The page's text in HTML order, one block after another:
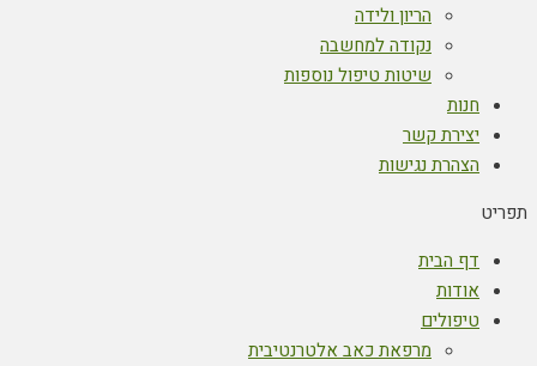
הריון ולידה
נקודה למחשבה
שיטות טיפול נוספות
חנות
יצירת קשר
הצהרת נגישות
תפריט
דף הבית
אודות
טיפולים
מרפאת כאב אלטרנטיבית